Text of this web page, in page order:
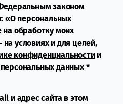
законом
«О персональных
на обработку моих
условиях и для целей,
конфиденциальностии
данных*
и адрес сайта в этом